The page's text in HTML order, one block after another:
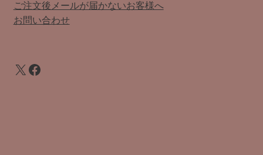
ご注文後メールが届かないお客様へ
お問い合わせ
X Facebook